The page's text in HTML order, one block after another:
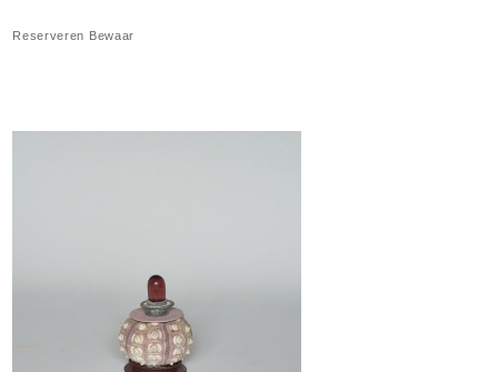
Reserveren Bewaar